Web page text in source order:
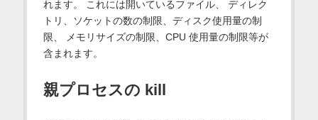
れます。 これには開いているファイル、 ディレク
トリ、ソケットの数の制限、ディスク使用量の制
限、 メモリサイズの制限、CPU 使用量の制限等が
含まれます。
親プロセスの kill